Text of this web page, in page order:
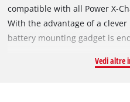
compatible with all Power X-
With the advantage of a
battery mounting gadget is
mounting gadget offers
Vedi altre